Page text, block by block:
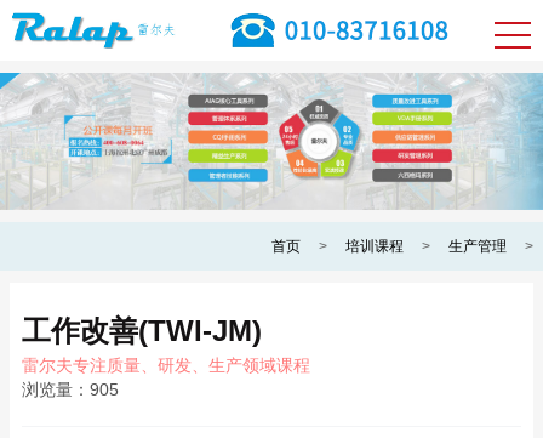
首页 > 培训课程 > 生产管理 >
工作改善(TWI-JM)
雷尔夫专注质量、研发、生产领域课程
浏览量： 905